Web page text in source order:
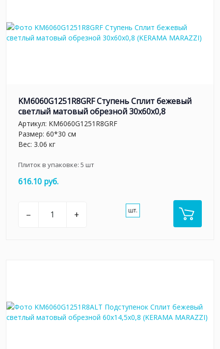
KM6060G1251R8GRF Ступень Сплит бежевый
светлый матовый обрезной 30x60x0,8
Артикул: KM6060G1251R8GRF
Размер: 60*30 см
Вес: 3.06 кг
Плиток в упаковке: 5 шт
616.10 руб.
– + шт.